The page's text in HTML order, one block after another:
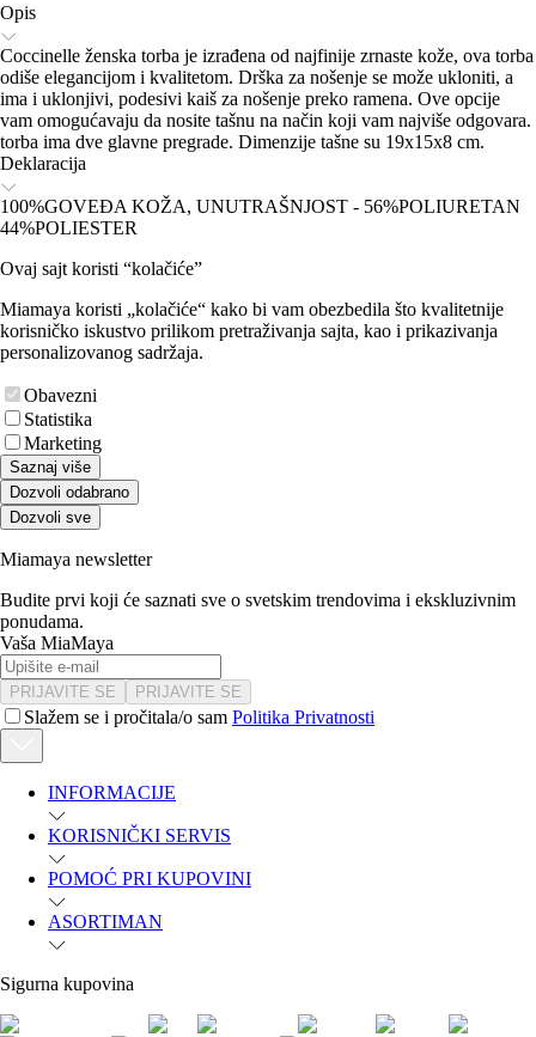
Opis
Coccinelle ženska torba je izrađena od najfinije zrnaste kože, ova torba
odiše elegancijom i kvalitetom. Drška za nošenje se može ukloniti, a
ima i uklonjivi, podesivi kaiš za nošenje preko ramena. Ove opcije
vam omogućavaju da nosite tašnu na način koji vam najviše odgovara.
torba ima dve glavne pregrade. Dimenzije tašne su 19x15x8 cm.
Deklaracija
100%GOVEĐA KOŽA, UNUTRAŠNJOST - 56%POLIURETAN
44%POLIESTER
Ovaj sajt koristi “kolačiće”
Miamaya koristi „kolačiće“ kako bi vam obezbedila što kvalitetnije
korisničko iskustvo prilikom pretraživanja sajta, kao i prikazivanja
personalizovanog sadržaja.
Obavezni
Statistika
Marketing
Saznaj više
Dozvoli odabrano
Dozvoli sve
Miamaya newsletter
Budite prvi koji će saznati sve o svetskim trendovima i ekskluzivnim
ponudama.
Vaša MiaMaya
PRIJAVITE SE PRIJAVITE SE
Slažem se i pročitala/o sam Politika Privatnosti
INFORMACIJE
KORISNIČKI SERVIS
POMOĆ PRI KUPOVINI
ASORTIMAN
Sigurna kupovina